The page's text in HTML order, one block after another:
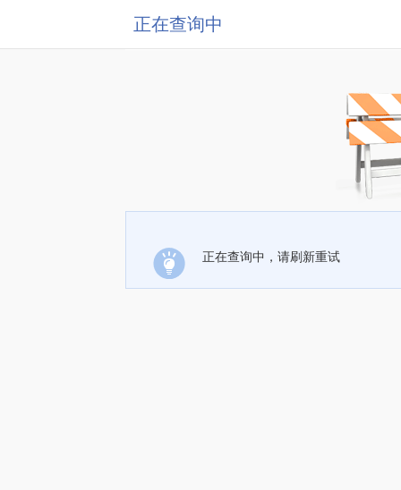
正在查询中
正在查询中，请刷新重试